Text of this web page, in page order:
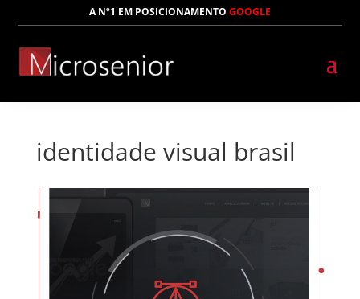
A Nº1 EM POSICIONAMENTO GOOGLE
identidade visual brasil